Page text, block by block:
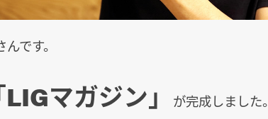
です。
マガジン」 が完成しました。